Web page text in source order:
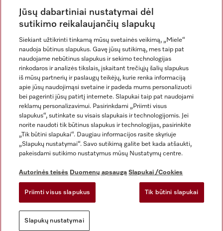
Rekvizitai
Bendrosios sąlygos ir nuostatos
Duomenų apsauga
Naudojimo sąlygos
Miele prieinamumo pareiškimas
Skaitmeninių paslaugų aktas
Slapukų nustatymai
Jūsų dabartiniai nustatymai dėl
sutikimo reikalaujančių slapukų
Siekiant užtikrinti tinkamą mūsų svetainės veikimą, „Miele“
naudoja būtinus slapukus. Gavę jūsų sutikimą, mes taip pat
naudojame nebūtinus slapukus ir sekimo technologijas
rinkodaros ir analizės tikslais, įskaitant trečiųjų šalių slapukus
iš mūsų partnerių ir paslaugų teikėjų, kurie renka informaciją
apie jūsų naudojimąsi svetaine ir padeda mums personalizuoti
bei pagerinti jūsų patirtį internete. Slapukai taip pat naudojami
reklamų personalizavimui. Pasirinkdami „Priimti visus
slapukus“, sutinkate su visais slapukais ir technologijomis. Jei
norite naudoti tik būtinus slapukus ir technologijas, pasirinkite
„Tik būtini slapukai“. Daugiau informacijos rasite skyriuje
„Slapukų nustatymai“. Savo sutikimą galite bet kada atšaukti,
pakeisdami sutikimo nustatymus mūsų Nustatymų centre.
Autorinės teisės Duomenų apsauga Slapukai /Cookies
Priimti visus slapukus Tik būtini slapukai
Slapukų nustatymai